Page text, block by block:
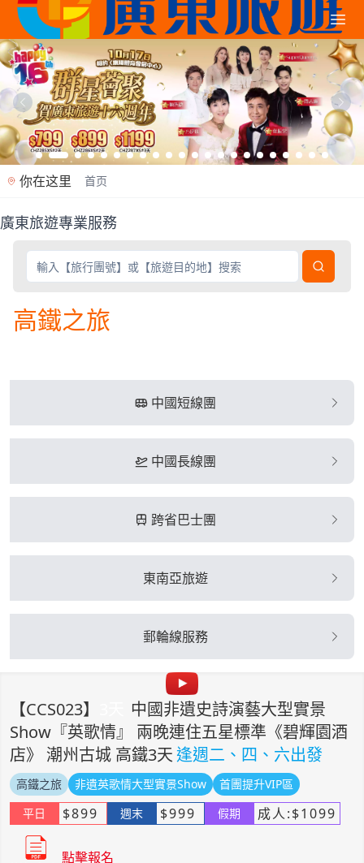
你在这里 首页
廣東旅遊專業服務
廣東旅遊是香港專業旅行社（牌照353362），2012年重塑品
高鐵之旅
中國短線團
中國長線團
跨省巴士團
東南亞旅遊
郵輪線服務
【CCS023】
中國非遺史詩演藝大型實景
Show『英歌情』 兩晚連住五星標準《碧輝園酒
店》 潮州古城 高鐵3天逢週二、四、六出發
高鐵之旅 非遺英歌情大型實景Show
首團提升VIP區
平日
$899 週末 $999 假期 成人:$1099
點擊報名